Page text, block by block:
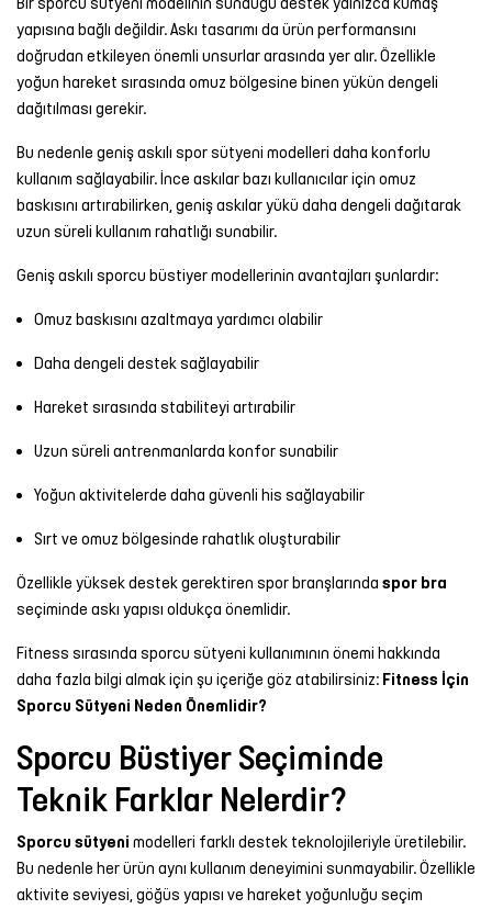
yapısına bağlı değildir. Askı tasarımı da ürün performansını
doğrudan etkileyen önemli unsurlar arasında yer alır. Özellikle
yoğun hareket sırasında omuz bölgesine binen yükün dengeli
dağıtılması gerekir.
Bu nedenle geniş askılı spor sütyeni modelleri daha konforlu
kullanım sağlayabilir. İnce askılar bazı kullanıcılar için omuz
baskısını artırabilirken, geniş askılar yükü daha dengeli dağıtarak
uzun süreli kullanım rahatlığı sunabilir.
Geniş askılı sporcu büstiyer modellerinin avantajları şunlardır:
Omuz baskısını azaltmaya yardımcı olabilir
Daha dengeli destek sağlayabilir
Hareket sırasında stabiliteyi artırabilir
Uzun süreli antrenmanlarda konfor sunabilir
Yoğun aktivitelerde daha güvenli his sağlayabilir
Sırt ve omuz bölgesinde rahatlık oluşturabilir
Özellikle yüksek destek gerektiren spor branşlarında spor bra
seçiminde askı yapısı oldukça önemlidir.
Fitness sırasında sporcu sütyeni kullanımının önemi hakkında
daha fazla bilgi almak için şu içeriğe göz atabilirsiniz: Fitness İçin
Sporcu Sütyeni Neden Önemlidir?
Sporcu Büstiyer Seçiminde
Teknik Farklar Nelerdir?
Sporcu sütyeni modelleri farklı destek teknolojileriyle üretilebilir.
Bu nedenle her ürün aynı kullanım deneyimini sunmayabilir. Özellikle
aktivite seviyesi, göğüs yapısı ve hareket yoğunluğu seçim